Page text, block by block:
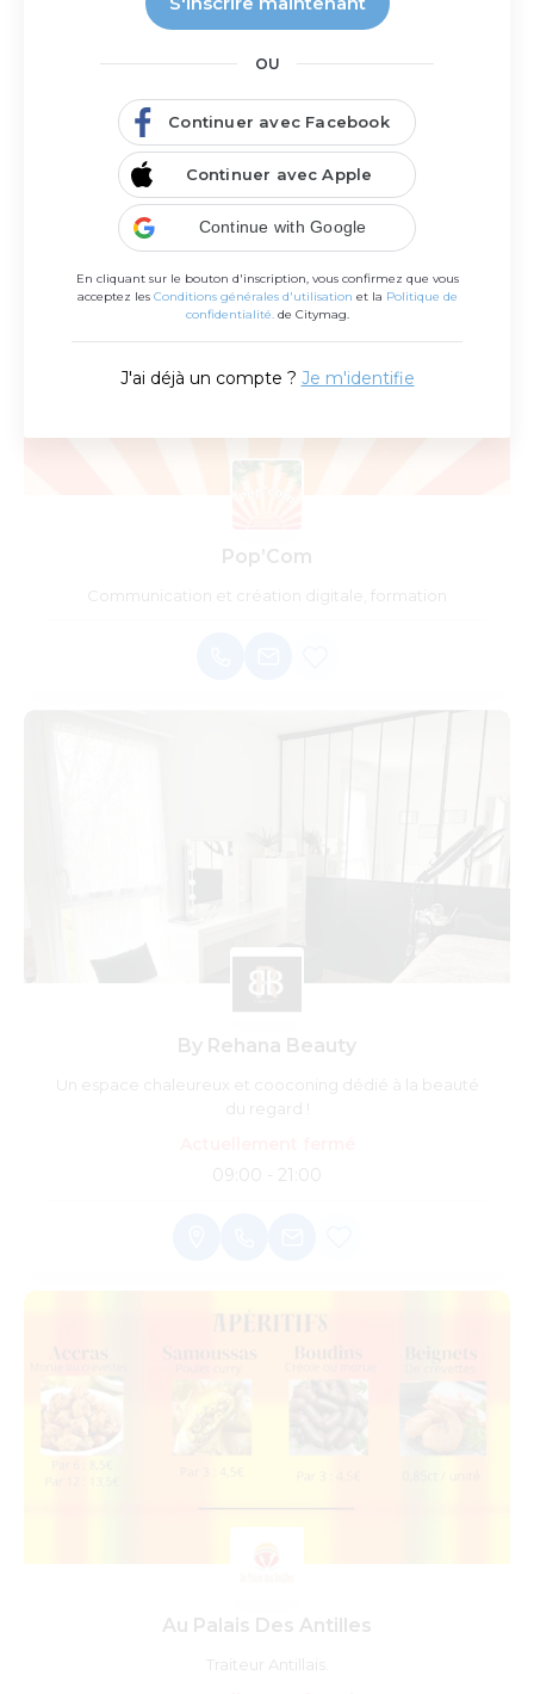
protection de la famille, optimisation fiscale…
Pop’Com
Communication et création digitale, formation
By Rehana Beauty
Un espace chaleureux et cooconing dédié à la beauté
du regard !
09:00 - 21:00
Au Palais Des Antilles
Traiteur Antillais.
OU
Continuer avec Facebook
Continuer avec Apple
Continue with Google
En cliquant sur le bouton d'inscription, vous confirmez que vous
acceptez les Conditions générales d'utilisation et la Politique de
confidentialité. de Citymag.
J'ai déjà un compte ? Je m'identifie